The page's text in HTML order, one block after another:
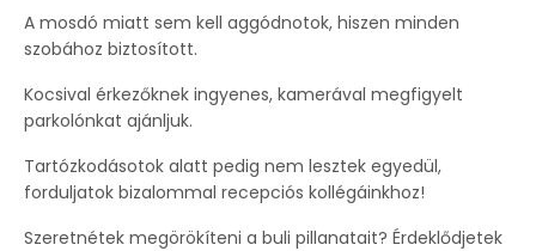
A mosdó miatt sem kell aggódnotok, hiszen minden
szobához biztosított.
Kocsival érkezőknek ingyenes, kamerával megfigyelt
parkolónkat ajánljuk.
Tartózkodásotok alatt pedig nem lesztek egyedül,
forduljatok bizalommal recepciós kollégáinkhoz!
Szeretnétek megörökíteni a buli pillanatait? Érdeklődjetek